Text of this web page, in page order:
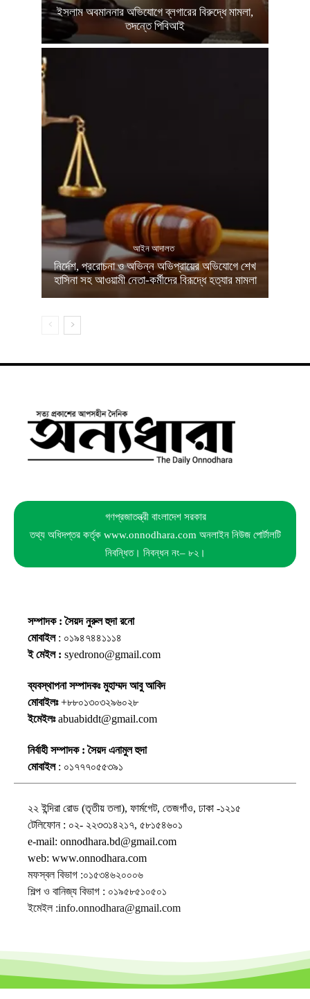
ইসলাম অবমাননার অভিযোগে ব্লগারের বিরুদ্ধে মামলা,
তদন্তে পিবিআই
আইন আদালত
নির্দেশ, প্ররোচনা ও অভিন্ন অভিপ্রায়ের অভিযোগে শেখ
হাসিনা সহ আওয়ামী নেতা-কর্মীদের বিরূদ্ধে হত্যার মামলা
গণপ্রজাতন্ত্রী বাংলাদেশ সরকার
তথ্য অধিদপ্তর কর্তৃক www.onnodhara.com অনলাইন নিউজ পোর্টালটি
নিবন্ধিত। নিবন্ধন নং– ৮২।
সম্পাদক : সৈয়দ নুরুল হুদা রনো
মোবাইল: ০১৯৪৭৪৪১১১৪
ই মেইল : syedrono@gmail.com
ব্যবস্থাপনা সম্পাদকঃ মুহাম্মদ আবু আবিদ
মোবাইলঃ+৮৮০১৩০৩২৯৬০২৮
ইমেইলঃabuabiddt@gmail.com
নির্বাহী সম্পাদক : সৈয়দ এনামুল হুদা
মোবাইল: ০১৭৭৭০৫৫৩৯১
২২ ইন্দিরা রোড (তৃতীয় তলা), ফার্মগেট, তেজগাঁও, ঢাকা -১২১৫
টেলিফোন : ০২- ২২৩৩১৪২১৭, ৫৮১৫৪৬০১
e-mail: onnodhara.bd@gmail.com
web: www.onnodhara.com
মফস্বল বিভাগ :০১৫৩৪৬২০০০৬
শিল্প ও বানিজ্য বিভাগ : ০১৯৫৮৫১০৫০১
ইমেইল :info.onnodhara@gmail.com